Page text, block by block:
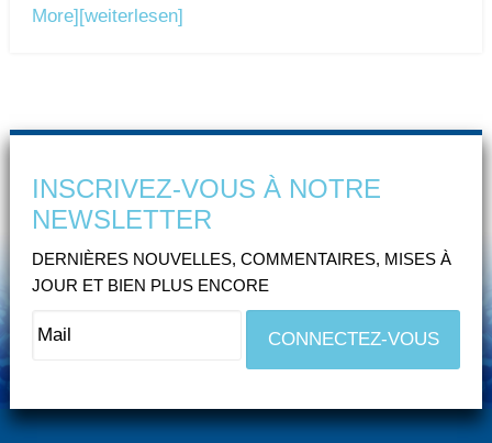
More][weiterlesen]
INSCRIVEZ-VOUS À NOTRE
NEWSLETTER
DERNIÈRES NOUVELLES, COMMENTAIRES, MISES À
JOUR ET BIEN PLUS ENCORE